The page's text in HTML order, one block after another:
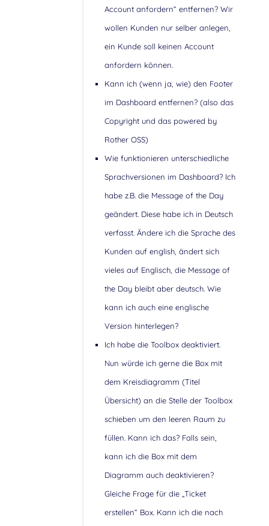
Account anfordern“ entfernen? Wir
wollen Kunden nur selber anlegen,
ein Kunde soll keinen Account
anfordern können.
Kann ich (wenn ja, wie) den Footer
im Dashboard entfernen? (also das
Copyright und das powered by
Rother OSS)
Wie funktionieren unterschiedliche
Sprachversionen im Dashboard? Ich
habe z.B. die Message of the Day
geändert. Diese habe ich in Deutsch
verfasst. Ändere ich die Sprache des
Kunden auf english, ändert sich
vieles auf Englisch, die Message of
the Day bleibt aber deutsch. Wie
kann ich auch eine englische
Version hinterlegen?
Ich habe die Toolbox deaktiviert.
Nun würde ich gerne die Box mit
dem Kreisdiagramm (Titel
Übersicht) an die Stelle der Toolbox
schieben um den leeren Raum zu
füllen. Kann ich das? Falls sein,
kann ich die Box mit dem
Diagramm auch deaktivieren?
Gleiche Frage für die „Ticket
erstellen“ Box. Kann ich die nach